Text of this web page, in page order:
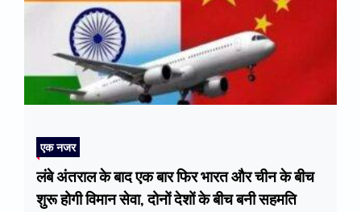
एक नजर
लंबे अंतराल के बाद एक बार फिर भारत और चीन के बीच
शुरू होगी विमान सेवा, दोनों देशों के बीच बनी सहमति